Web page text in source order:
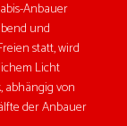
Anbauer
und
statt, wird
Licht
abhängig von
der Anbauer